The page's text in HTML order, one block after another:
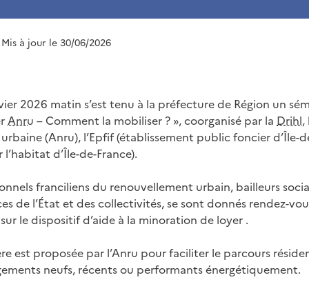
à jour le 30/06/2026
2026 matin s’est tenu à la préfecture de Région un
Anru – Comment la mobiliser ? », coorganisé par la Drihl,
(Anru), l’Epfif (établissement public foncier d’Île-
d’Île-de-France).
franciliens du renouvellement urbain, bailleurs
de l’État et des collectivités, se sont donnés rendez-
le dispositif d’aide à la minoration de loyer .
est proposée par l’Anru pour faciliter le parcours
neufs, récents ou performants énergétiquement.